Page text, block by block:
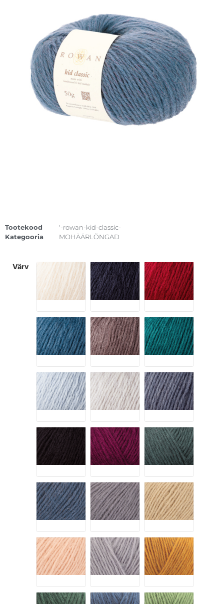
Tootekood
'-rowan-kid-classic-
Kategooria
MOHÄÄRLÕNGAD
värv